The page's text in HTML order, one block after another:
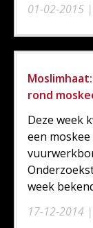
01-02-2015
rond
17-12-2014
Deze week
een
week